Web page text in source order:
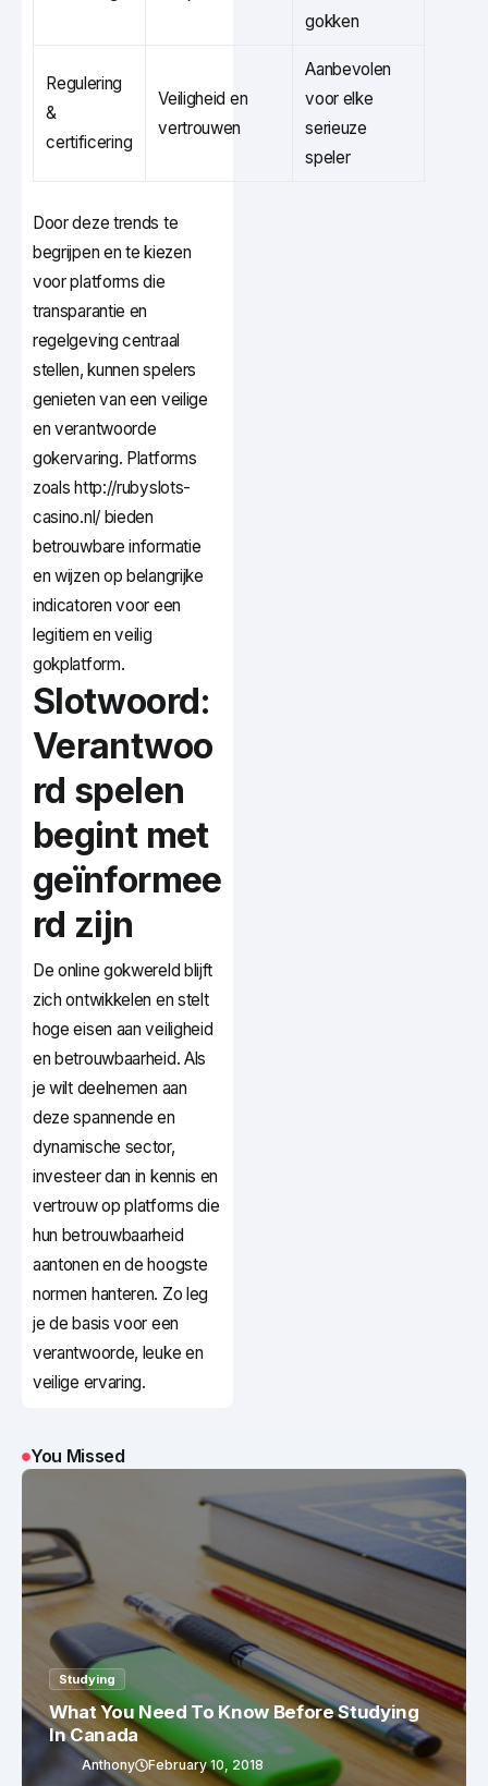
gokken
Regulering
&
certificering
Veiligheid en
vertrouwen
Aanbevolen
voor elke
serieuze
speler
Door deze trends te
begrijpen en te kiezen
voor platforms die
transparantie en
regelgeving centraal
stellen, kunnen spelers
genieten van een veilige
en verantwoorde
gokervaring. Platforms
zoals http://rubyslots-
casino.nl/ bieden
betrouwbare informatie
en wijzen op belangrijke
indicatoren voor een
legitiem en veilig
gokplatform.
Slotwoord:
Verantwoo
rd spelen
begint met
geïnformee
rd zijn
De online gokwereld blijft
zich ontwikkelen en stelt
hoge eisen aan veiligheid
en betrouwbaarheid. Als
je wilt deelnemen aan
deze spannende en
dynamische sector,
investeer dan in kennis en
vertrouw op platforms die
hun betrouwbaarheid
aantonen en de hoogste
normen hanteren. Zo leg
je de basis voor een
verantwoorde, leuke en
veilige ervaring.
You Missed
Studying
What You Need To Know Before Studying
In Canada
Anthony February 10, 2018